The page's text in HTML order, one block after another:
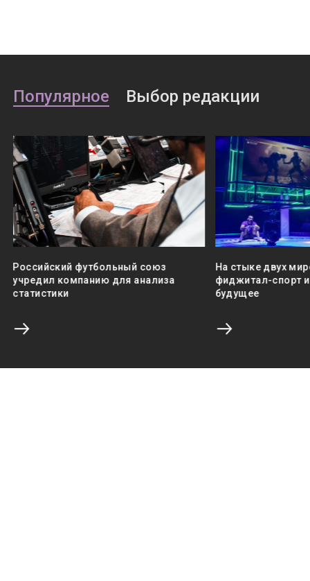
Популярное Выбор редакции
Российский футбольный союз
учредил компанию для анализа
статистики
На стыке двух
фиджитал-спорт
будущее